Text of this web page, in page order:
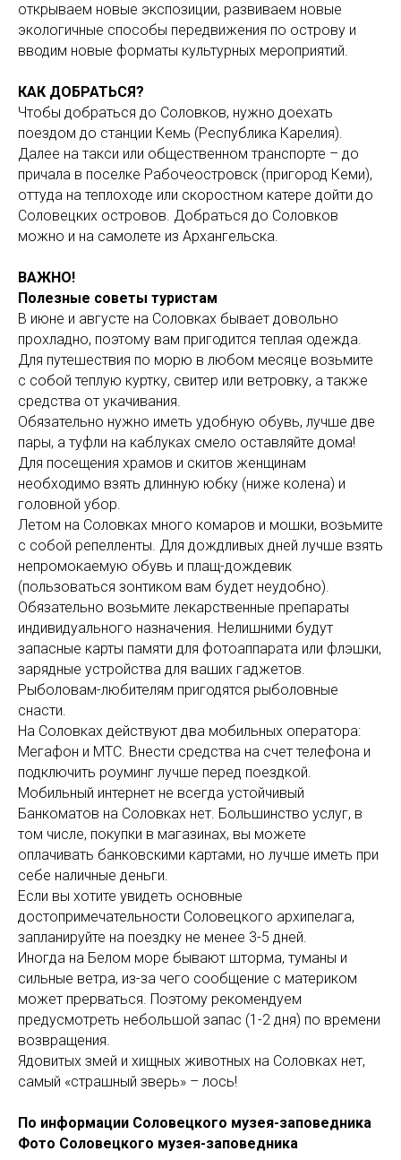
открываем новые экспозиции, развиваем новые
экологичные способы передвижения по острову и
вводим новые форматы культурных мероприятий.
КАК ДОБРАТЬСЯ?
Чтобы добраться до Соловков, нужно доехать
поездом до станции Кемь (Республика Карелия).
Далее на такси или общественном транспорте – до
причала в поселке Рабочеостровск (пригород Кеми),
оттуда на теплоходе или скоростном катере дойти до
Соловецких островов. Добраться до Соловков
можно и на самолете из Архангельска.
ВАЖНО!
Полезные советы туристам
В июне и августе на Соловках бывает довольно
прохладно, поэтому вам пригодится теплая одежда.
Для путешествия по морю в любом месяце возьмите
с собой теплую куртку, свитер или ветровку, а также
средства от укачивания.
Обязательно нужно иметь удобную обувь, лучше две
пары, а туфли на каблуках смело оставляйте дома!
Для посещения храмов и скитов женщинам
необходимо взять длинную юбку (ниже колена) и
головной убор.
Летом на Соловках много комаров и мошки, возьмите
с собой репелленты. Для дождливых дней лучше взять
непромокаемую обувь и плащ-дождевик
(пользоваться зонтиком вам будет неудобно).
Обязательно возьмите лекарственные препараты
индивидуального назначения. Нелишними будут
запасные карты памяти для фотоаппарата или флэшки,
зарядные устройства для ваших гаджетов.
Рыболовам-любителям пригодятся рыболовные
снасти.
На Соловках действуют два мобильных оператора:
Мегафон и МТС. Внести средства на счет телефона и
подключить роуминг лучше перед поездкой.
Мобильный интернет не всегда устойчивый
Банкоматов на Соловках нет. Большинство услуг, в
том числе, покупки в магазинах, вы можете
оплачивать банковскими картами, но лучше иметь при
себе наличные деньги.
Если вы хотите увидеть основные
достопримечательности Соловецкого архипелага,
запланируйте на поездку не менее 3-5 дней.
Иногда на Белом море бывают шторма, туманы и
сильные ветра, из-за чего сообщение с материком
может прерваться. Поэтому рекомендуем
предусмотреть небольшой запас (1-2 дня) по времени
возвращения.
Ядовитых змей и хищных животных на Соловках нет,
самый «страшный зверь» – лось!
По информации Соловецкого музея-заповедника
Фото Соловецкого музея-заповедника